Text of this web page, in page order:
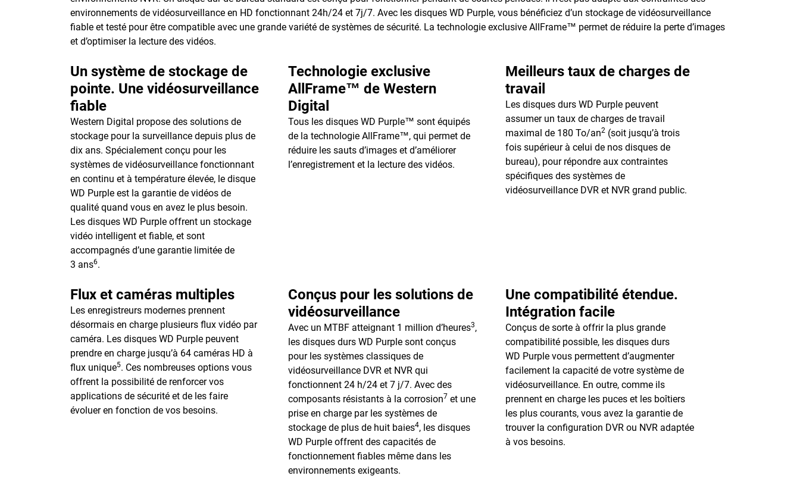
environnements de vidéosurveillance en HD fonctionnant 24h/24 et 7j/7. Avec les disques WD Purple, vous bénéficiez d’un stockage de vidéosurveillance
fiable et testé pour être compatible avec une grande variété de systèmes de sécurité. La technologie exclusive AllFrame™ permet de réduire la perte d’images
et d’optimiser la lecture des vidéos.
Un système de stockage de
pointe. Une vidéosurveillance
fiable
Western Digital propose des solutions de
stockage pour la surveillance depuis plus de
dix ans. Spécialement conçu pour les
systèmes de vidéosurveillance fonctionnant
en continu et à température élevée, le disque
WD Purple est la garantie de vidéos de
qualité quand vous en avez le plus besoin.
Les disques WD Purple offrent un stockage
vidéo intelligent et fiable, et sont
accompagnés d’une garantie limitée de
3 ans6.
Technologie exclusive
AllFrame™ de Western
Digital
Tous les disques WD Purple™ sont équipés
de la technologie AllFrame™, qui permet de
réduire les sauts d’images et d’améliorer
l’enregistrement et la lecture des vidéos.
Meilleurs taux de charges de
travail
Les disques durs WD Purple peuvent
assumer un taux de charges de travail
maximal de 180 To/an2 (soit jusqu’à trois
fois supérieur à celui de nos disques de
bureau), pour répondre aux contraintes
spécifiques des systèmes de
vidéosurveillance DVR et NVR grand public.
Flux et caméras multiples
Les enregistreurs modernes prennent
désormais en charge plusieurs flux vidéo par
caméra. Les disques WD Purple peuvent
prendre en charge jusqu’à 64 caméras HD à
flux unique5. Ces nombreuses options vous
offrent la possibilité de renforcer vos
applications de sécurité et de les faire
évoluer en fonction de vos besoins.
Conçus pour les solutions de
vidéosurveillance
Avec un MTBF atteignant 1 million d’heures3,
les disques durs WD Purple sont conçus
pour les systèmes classiques de
vidéosurveillance DVR et NVR qui
fonctionnent 24 h/24 et 7 j/7. Avec des
composants résistants à la corrosion7 et une
prise en charge par les systèmes de
stockage de plus de huit baies4, les disques
WD Purple offrent des capacités de
fonctionnement fiables même dans les
environnements exigeants.
Une compatibilité étendue.
Intégration facile
Conçus de sorte à offrir la plus grande
compatibilité possible, les disques durs
WD Purple vous permettent d’augmenter
facilement la capacité de votre système de
vidéosurveillance. En outre, comme ils
prennent en charge les puces et les boîtiers
les plus courants, vous avez la garantie de
trouver la configuration DVR ou NVR adaptée
à vos besoins.